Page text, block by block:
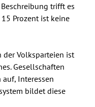
trifft es
Prozent ist keine
der Volksparteien ist
Gesellschaften
Interessen
bildet diese